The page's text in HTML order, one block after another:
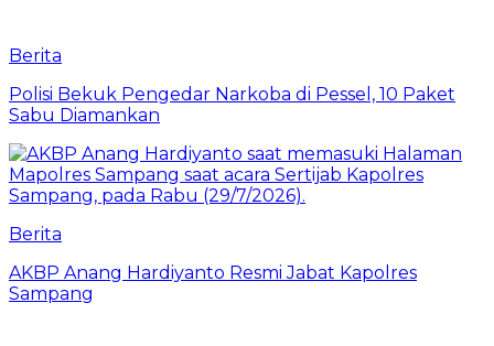
Berita
Polisi Bekuk Pengedar Narkoba di Pessel, 10 Paket
Sabu Diamankan
Berita
AKBP Anang Hardiyanto Resmi Jabat Kapolres
Sampang